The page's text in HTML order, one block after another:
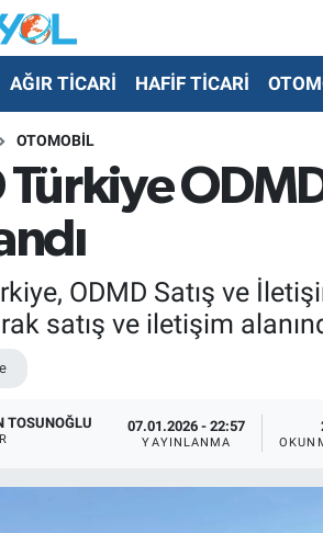
AĞIR TİCARİ HAFİF TİCARİ
OTOMOBİL
Türkiye
ODMD Satış ve
satış ve iletişim
TOSUNOĞLU 07.01.2026 - 22:57
YAYINLANMA